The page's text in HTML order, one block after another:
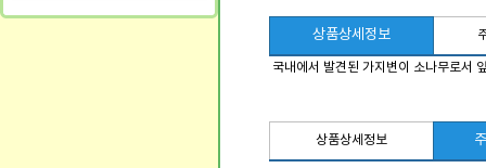
상품상세정보
국내에서 발견된 가지변이 소나무로서
상품상세정보